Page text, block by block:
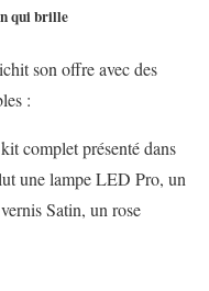
qui brille
son offre avec des
:
complet présenté dans
une lampe LED Pro, un
Satin, un rose